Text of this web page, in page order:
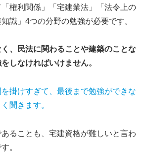
権利関係」「宅建業法」「法令上の
識」4つの分野の勉強が必要です。
、民法に関わることや建築のことな
しなければいけません。
掛けすぎて、最後まで勉強ができな
聞きます。
ることも、宅建資格が難しいと言わ
。